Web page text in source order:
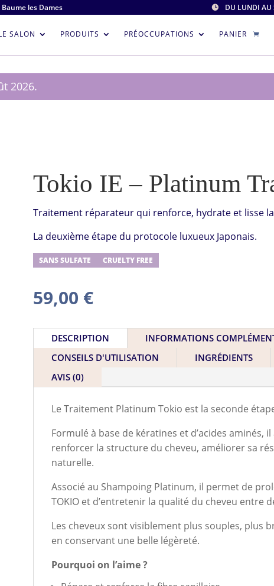
les Dames  DU LUNDI AU
SALON PRODUITS PRÉOCCUPATIONS PANIER
2026.
Tokio IE – Platinum
Traitement réparateur qui renforce, hydrate et lisse
La deuxième étape du protocole luxueux Japonais.
SANS SULFATE CRUELTY FREE
59,00 €
DESCRIPTION
INFORMATIONS
CONSEILS D'UTILISATION
INGRÉDIENTS
AVIS (0)
Le Traitement Platinum Tokio est la seconde
Formulé à base de kératines et d’acides
renforcer la structure du cheveu, améliorer sa
naturelle.
Associé au Shampoing Platinum, il permet de
TOKIO et d’entretenir la qualité du cheveu entre
Les cheveux sont visiblement plus souples, plus
en conservant une belle légèreté.
Pourquoi on l’aime ?